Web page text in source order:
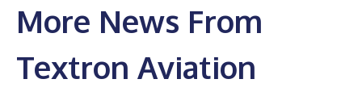
More News From
Textron Aviation